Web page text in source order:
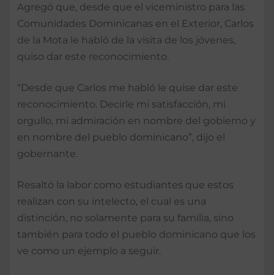
Agregó que, desde que el viceministro para las
Comunidades Dominicanas en el Exterior, Carlos
de la Mota le habló de la visita de los jóvenes,
quiso dar este reconocimiento.
“Desde que Carlos me habló le quise dar este
reconocimiento. Decirle mi satisfacción, mi
orgullo, mi admiración en nombre del gobierno y
en nombre del pueblo dominicano”, dijo el
gobernante.
Resaltó la labor como estudiantes que estos
realizan con su intelecto, el cual es una
distinción, no solamente para su familia, sino
también para todo el pueblo dominicano que los
ve como un ejemplo a seguir.